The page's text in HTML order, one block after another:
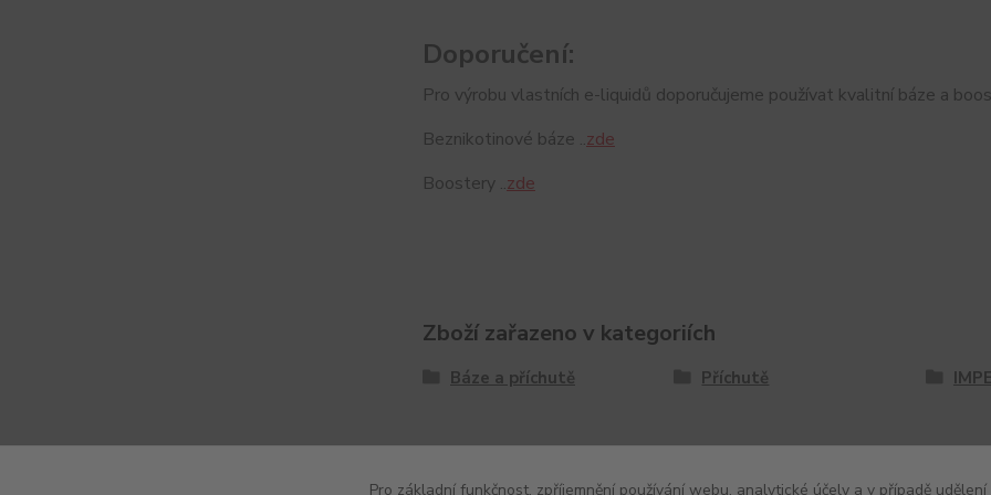
Doporučení:
Pro výrobu vlastních e-liquidů doporučujeme používat kvalitní báze a
Beznikotinové báze ..zde
Boostery ..zde
Zboží zařazeno v kategoriích
Báze a příchutě Příchutě
Pro základní funkčnost, zpříjemnění používání webu, analytické účely a v případě